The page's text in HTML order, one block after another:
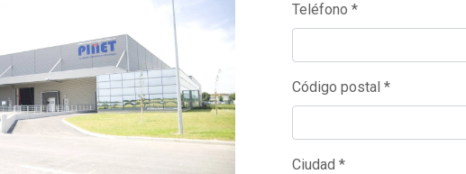
Teléfono *
Código postal *
Ciudad *